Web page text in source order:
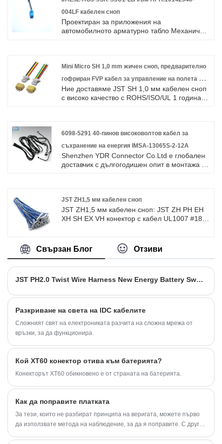
004LF кабелен сноп
Проектиран за приложения на
автомобилното арматурно табло Механично
несъответствия Механизмът с двойно
заключване предотвратява движението на
контактите Наличен поляризиран тип (само
един ред, 5 и 6 контакта) Високо надеждни
контакти на гнездото Опростени краища от
Mini Micro SH 1,0 mm жичен сноп, предварително
гофриран FVP кабел за управление на полета на
дрона
Ние доставяме JST SH 1,0 мм кабелен сноп
с високо качество с ROHS/ISO/UL 1 година
6098-5291 40-пинов високоволтов кабел за
съхранение на енергия IMSA-13065S-2-12A
Shenzhen YDR Connector Co.Ltd е глобален
доставчик с дългогодишен опит в монтажа на
JST ZH1,5 мм кабелен сноп
JST ZH1,5 мм кабелен сноп: JST ZH PH EH
XH SH EX VH конектор с кабел UL1007 #18
посветихме се на производството на
кабелни снопове и конектори в продължение
Очакваме да станем ваши дългосрочни
борда мъжки женски конектор кабелен
монтажен проводник. Персонализиран JST
мм Pitch 2/3/4/5/6 Pin Конектори Кабелни
снопове
Свързан Блог Отзиви
JST PH2.0 Twist Wire Harness New Energy Battery Sweeping Robot кабелен монтаж
Разкриване на света на IDC кабелите
Сложният свят на електрониката разчита на сложна мрежа от
връзки, за да функционира.
Кой XT60 конектор отива към батерията?
Конекторът XT60 обикновено е от страната на батерията.
Как да поправите платката
За тези, които не разбират принципа на веригата, можете първо
да използвате метода на наблюдение, за да я поправите. С други